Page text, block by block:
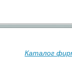
Каталог